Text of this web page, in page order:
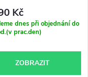
Kč
dnes při objednání do
prac.den)
ZOBRAZIT